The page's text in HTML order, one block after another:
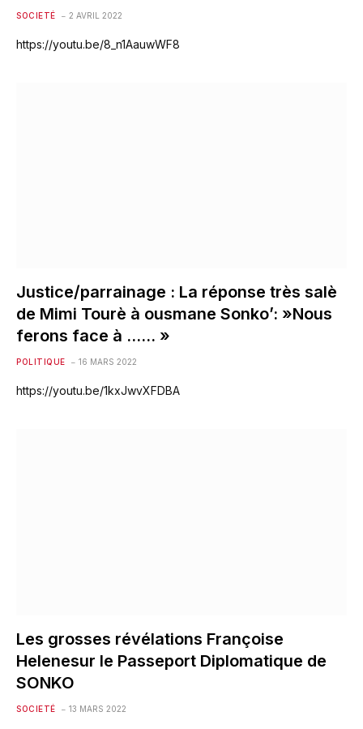
SOCIETÉ 2 AVRIL 2022
https://youtu.be/8_n1AauwWF8
Justice/parrainage : La réponse très salè
de Mimi Tourè à ousmane Sonko’: »Nous
ferons face à …… »
POLITIQUE 16 MARS 2022
https://youtu.be/1kxJwvXFDBA
Les grosses révélations Françoise
Helenesur le Passeport Diplomatique de
SONKO
SOCIETÉ 13 MARS 2022